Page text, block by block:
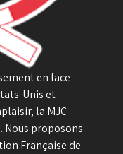
en face
Unis et
la MJC
Nous proposons
Française de